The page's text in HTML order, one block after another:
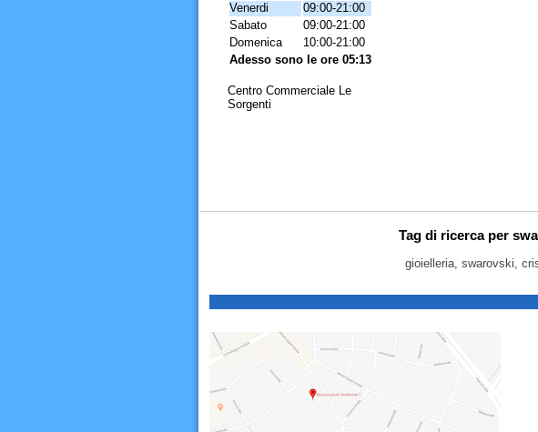
Venerdi
09:00-21:00
Sabato
09:00-21:00
Domenica
10:00-21:00
Adesso sono le ore 05:13
Centro Commerciale Le
Sorgenti
Tag di ricerca per
gioielleria, swarovski,